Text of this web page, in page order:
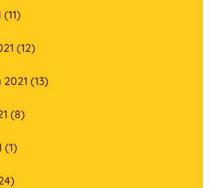
(12)
(13)
(8)
(1)